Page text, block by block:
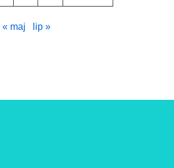
« maj lip »